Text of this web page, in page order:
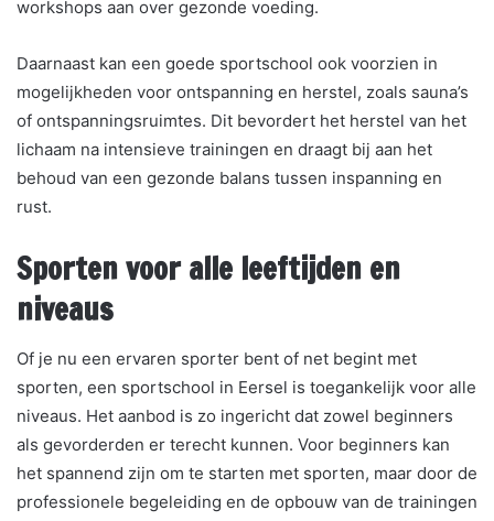
workshops aan over gezonde voeding.
Daarnaast kan een goede sportschool ook voorzien in
mogelijkheden voor ontspanning en herstel, zoals sauna’s
of ontspanningsruimtes. Dit bevordert het herstel van het
lichaam na intensieve trainingen en draagt bij aan het
behoud van een gezonde balans tussen inspanning en
rust.
Sporten voor alle leeftijden en
niveaus
Of je nu een ervaren sporter bent of net begint met
sporten, een sportschool in Eersel is toegankelijk voor alle
niveaus. Het aanbod is zo ingericht dat zowel beginners
als gevorderden er terecht kunnen. Voor beginners kan
het spannend zijn om te starten met sporten, maar door de
professionele begeleiding en de opbouw van de trainingen